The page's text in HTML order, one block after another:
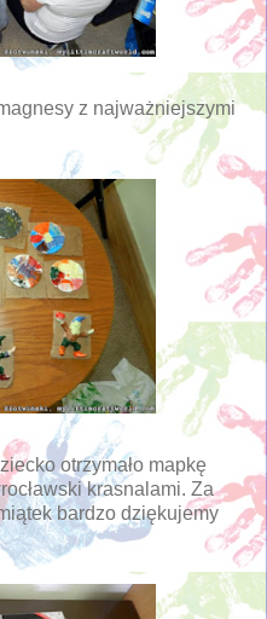
z najważniejszymi
otrzymało mapkę
krasnalami. Za
bardzo dziękujemy